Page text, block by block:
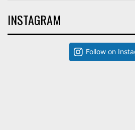
INSTAGRAM
Follow on